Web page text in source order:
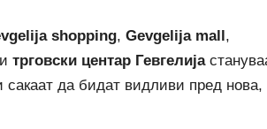
shopping, Gevgelija mall ,
трговски центар Гевгелија
сакаат да бидат видливи пред нова,